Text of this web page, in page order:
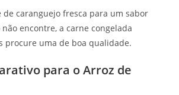
de caranguejo fresca para um sabor
encontre, a carne congelada
procure uma de boa qualidade.
para o Arroz de